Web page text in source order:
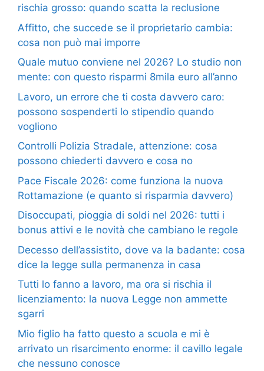
rischia grosso: quando scatta la reclusione
Affitto, che succede se il proprietario cambia:
cosa non può mai imporre
Quale mutuo conviene nel 2026? Lo studio non
mente: con questo risparmi 8mila euro all’anno
Lavoro, un errore che ti costa davvero caro:
possono sospenderti lo stipendio quando
vogliono
Controlli Polizia Stradale, attenzione: cosa
possono chiederti davvero e cosa no
Pace Fiscale 2026: come funziona la nuova
Rottamazione (e quanto si risparmia davvero)
Disoccupati, pioggia di soldi nel 2026: tutti i
bonus attivi e le novità che cambiano le regole
Decesso dell’assistito, dove va la badante: cosa
dice la legge sulla permanenza in casa
Tutti lo fanno a lavoro, ma ora si rischia il
licenziamento: la nuova Legge non ammette
sgarri
Mio figlio ha fatto questo a scuola e mi è
arrivato un risarcimento enorme: il cavillo legale
che nessuno conosce